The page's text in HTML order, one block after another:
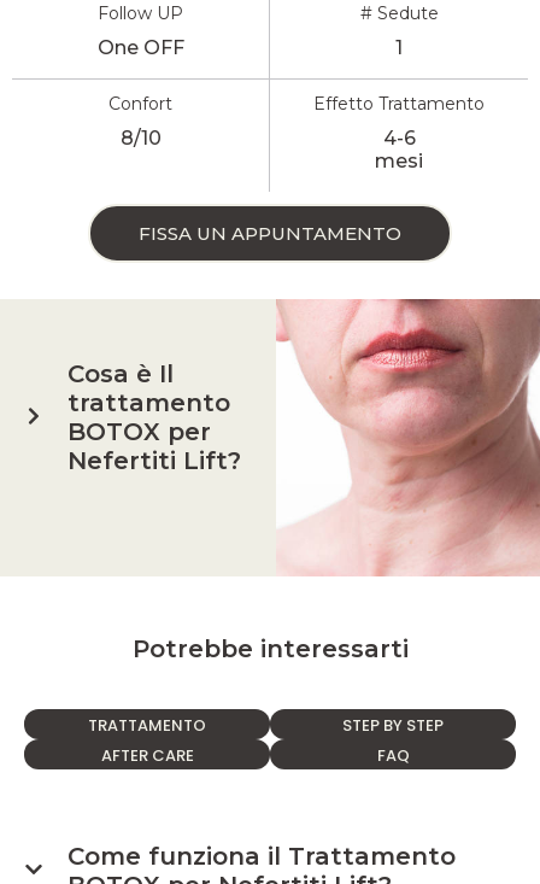
Follow UP
One OFF
# Sedute
1
Confort
8/10
Effetto Trattamento
4-6
mesi
FISSA UN APPUNTAMENTO
Cosa è Il
trattamento
BOTOX per
Nefertiti Lift?
Potrebbe interessarti
TRATTAMENTO
STEP BY STEP
AFTER CARE
FAQ
Come funziona il Trattamento